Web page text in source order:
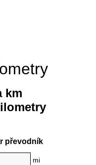
km
převodník
mi